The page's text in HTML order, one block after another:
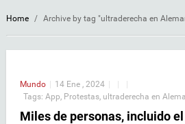
Home / Archive by tag "ultraderecha en
Mundo | 14 Ene , 2024 | |
|
Tags: App Protestas ultraderecha en
Miles de personas, incluido